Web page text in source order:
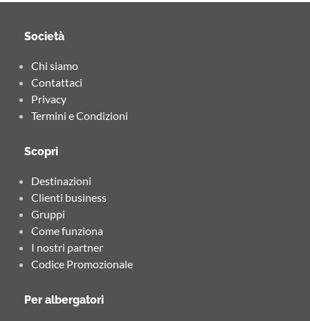
Società
Chi siamo
Contattaci
Privacy
Termini e Condizioni
Scopri
Destinazioni
Clienti business
Gruppi
Come funziona
I nostri partner
Codice Promozionale
Per albergatori